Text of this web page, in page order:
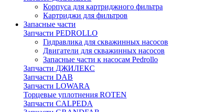
Корпуса для картриджного фильтра
Картриджи для фильтров
Запасные части
Запчасти PEDROLLO
Гидравлика для скважинных насосов
Двигатели для скважинных насосов
Запасные части к насосам Pedrollo
Запчасти ДЖИЛЕКС
Запчасти DAB
Запчасти LOWARA
Торцевые уплотнения ROTEN
Запчасти CALPEDA